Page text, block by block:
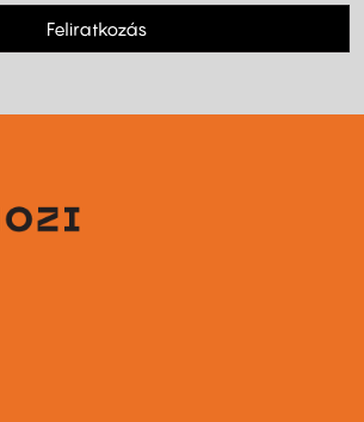
Feliratkozás